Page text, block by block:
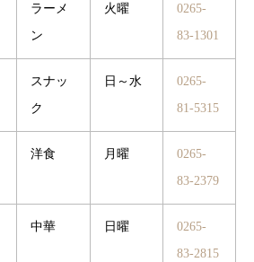
ラーメ
ン
火曜
0265-
83-1301
スナッ
ク
日～水
0265-
81-5315
洋食 月曜
0265-
83-2379
中華 日曜
0265-
83-2815